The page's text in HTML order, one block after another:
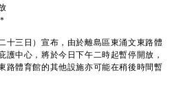
＊
三日）宣布，由於離島區東涌文東路體
護中心，將於今日下午二時起暫停開放，
路體育館的其他設施亦可能在稍後時間暫